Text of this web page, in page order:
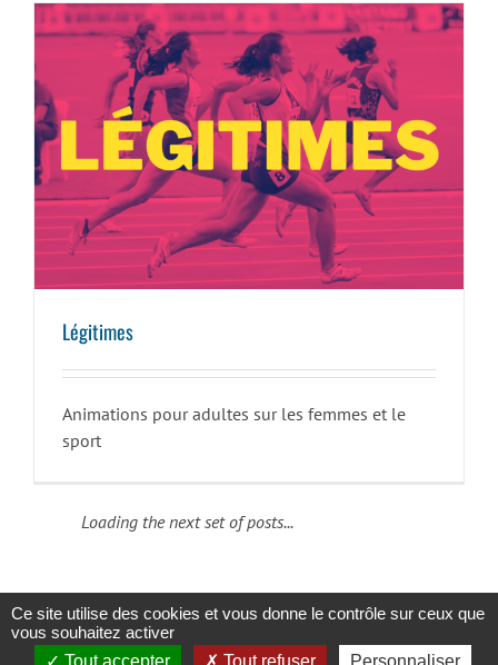
Légitimes
Légitimes
Animations pour adultes sur les femmes et le
sport
Loading the next set of posts...
Copyright 2023 |Solidaris Wallonie|Mentions légales et politique de
Ce site utilise des cookies et vous donne le contrôle sur ceux que
vous souhaitez activer
Tout accepter
Tout refuser Personnaliser